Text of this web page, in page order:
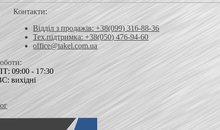
Контакти:
Відділ з продажів: +38(099) 316-88-36
Тех.підтримка: +38(050) 476-94-60
office@takel.com.ua
09:00 - 17:30
вихідні